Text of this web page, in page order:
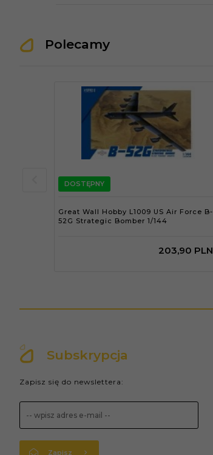
Polecamy
DOSTĘPNY
Great Wall Hobby L1009 US Air Force B-
52G Strategic Bomber 1/144
203,90 PLN
Subskrypcja
Zapisz się do newslettera:
Zapisz